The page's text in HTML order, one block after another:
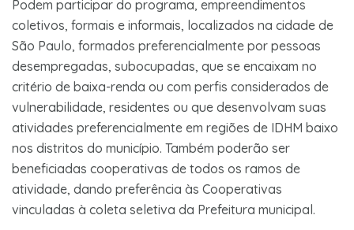
Podem participar do programa, empreendimentos
coletivos, formais e informais, localizados na cidade de
São Paulo, formados preferencialmente por pessoas
desempregadas, subocupadas, que se encaixam no
critério de baixa-renda ou com perfis considerados de
vulnerabilidade, residentes ou que desenvolvam suas
atividades preferencialmente em regiões de IDHM baixo
nos distritos do município. Também poderão ser
beneficiadas cooperativas de todos os ramos de
atividade, dando preferência às Cooperativas
vinculadas à coleta seletiva da Prefeitura municipal.